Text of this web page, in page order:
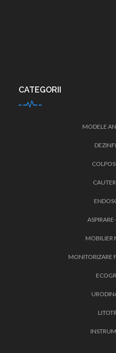
CATEGORII
MODELE
MOBILIER
MONITORIZARE